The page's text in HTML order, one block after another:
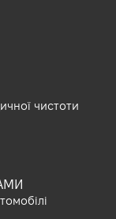
чистоти